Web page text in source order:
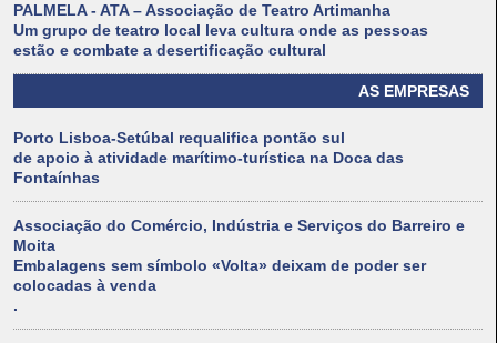
PALMELA - ATA – Associação de Teatro Artimanha
Um grupo de teatro local leva cultura onde as pessoas
estão e combate a desertificação cultural
AS EMPRESAS
Porto Lisboa-Setúbal requalifica pontão sul
de apoio à atividade marítimo-turística na Doca das
Fontaínhas
Associação do Comércio, Indústria e Serviços do Barreiro e
Moita
Embalagens sem símbolo «Volta» deixam de poder ser
colocadas à venda
.